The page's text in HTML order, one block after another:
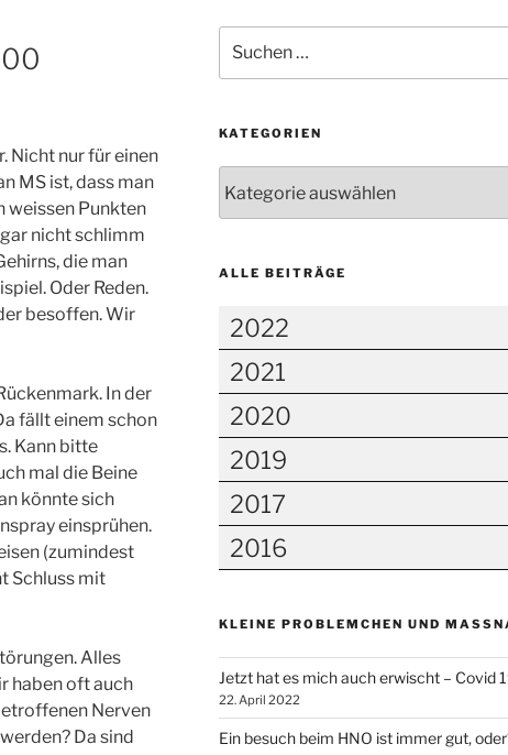
Nicht nur für einen
MS ist, dass man
weissen Punkten
nicht schlimm
die man
Oder Reden.
besoffen. Wir
In der
fällt einem schon
Kann bitte
mal die Beine
könnte sich
einsprühen.
(zumindest
Schluss mit
Alles
haben oft auch
Nerven
Da sind
nach:
KATEGORIEN
ALLE BEITRÄGE
2022
2021
2020
2019
2017
2016
KLEINE PROBLEMCHEN UND
Jetzt hat es mich auch erwischt – Covid
22. April 2022
Ein besuch beim HNO ist immer gut,